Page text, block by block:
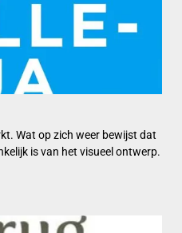
Wat op zich weer bewijst dat
is van het visueel ontwerp.